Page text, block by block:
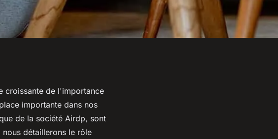
croissante de l'importance
importante dans nos
de la société Airdp, sont
détaillerons le rôle